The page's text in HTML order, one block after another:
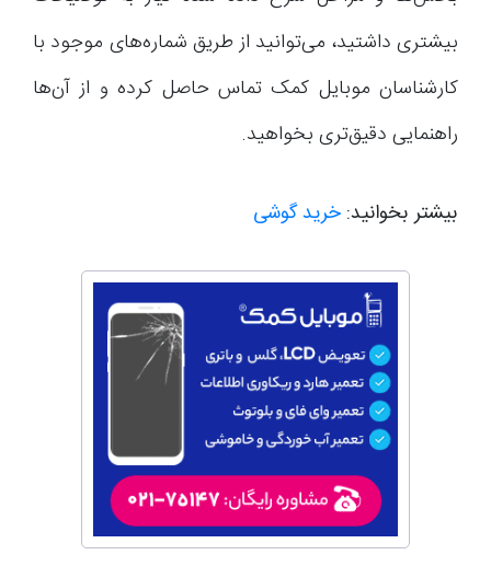
بیشتری داشتید، می‌توانید از طریق شماره‌های موجود با
کارشناسان موبایل کمک تماس حاصل کرده و از آن‌ها
راهنمایی دقیق‌تری بخواهید.
بیشتر بخوانید: خرید گوشی